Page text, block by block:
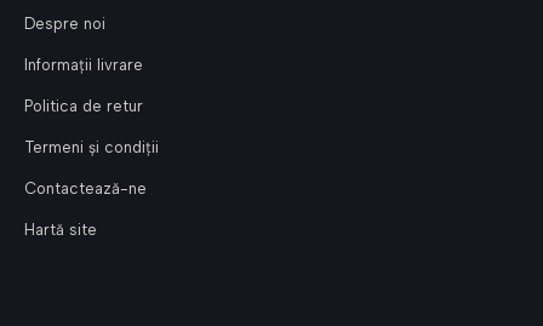
Despre noi
Informații livrare
Politica de retur
Termeni și condiții
Contactează-ne
Hartă site